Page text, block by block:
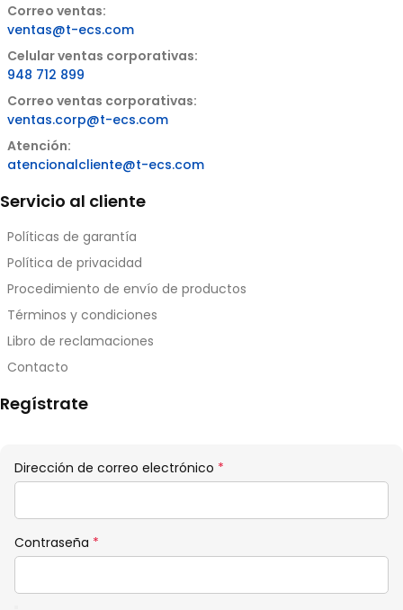
Correo ventas:
ventas@t-ecs.com
Celular ventas corporativas:
948 712 899
Correo ventas corporativas:
ventas.corp@t-ecs.com
Atención:
atencionalcliente@t-ecs.com
Servicio al cliente
Políticas de garantía
Política de privacidad
Procedimiento de envío de productos
Términos y condiciones
Libro de reclamaciones
Contacto
Regístrate
Dirección de correo electrónico *
Contraseña *